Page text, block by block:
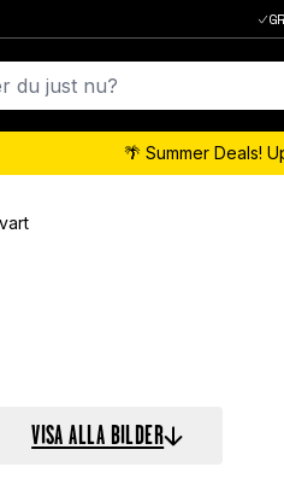
🌴 Summer Deals!
VISA ALLA BILDER